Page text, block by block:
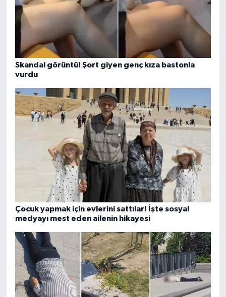
Skandal görüntü! Şort giyen genç kıza bastonla
vurdu
Çocuk yapmak için evlerini sattılar! İşte sosyal
medyayı mest eden ailenin hikayesi